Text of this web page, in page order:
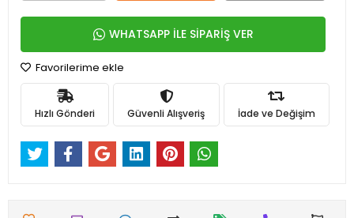
WHATSAPP İLE SİPARİŞ VER
Favorilerime ekle
Hızlı Gönderi Güvenli Alışveriş İade ve Değişim